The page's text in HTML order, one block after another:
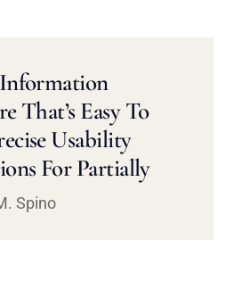
That’s Easy To
Usability
For Partially
Spino